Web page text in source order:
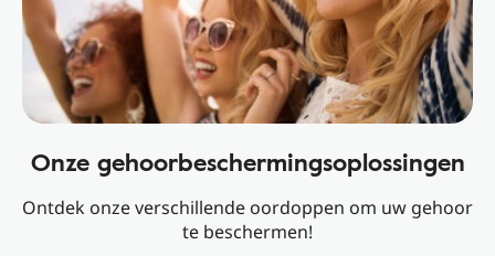
Onze gehoorbeschermingsoplossingen
Ontdek onze verschillende oordoppen om uw gehoor
te beschermen!